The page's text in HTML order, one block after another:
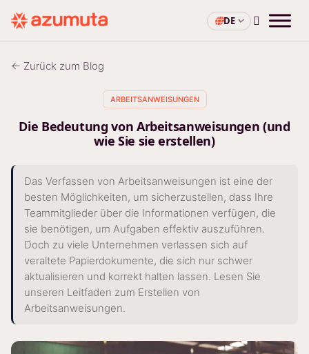
DE
← Zurück zum Blog
ARBEITSANWEISUNGEN
Die Bedeutung von Arbeitsanweisungen (und
wie Sie sie erstellen)
Das Verfassen von Arbeitsanweisungen ist eine der
besten Möglichkeiten, um sicherzustellen, dass Ihre
Teammitglieder über die Informationen verfügen, die
sie benötigen, um Aufgaben effektiv auszuführen.
Doch zu viele Unternehmen verlassen sich auf
veraltete Papierdokumente, die sich nur schwer
aktualisieren und korrekt halten lassen. Lesen Sie
unseren Leitfaden zum Erstellen von
Arbeitsanweisungen.